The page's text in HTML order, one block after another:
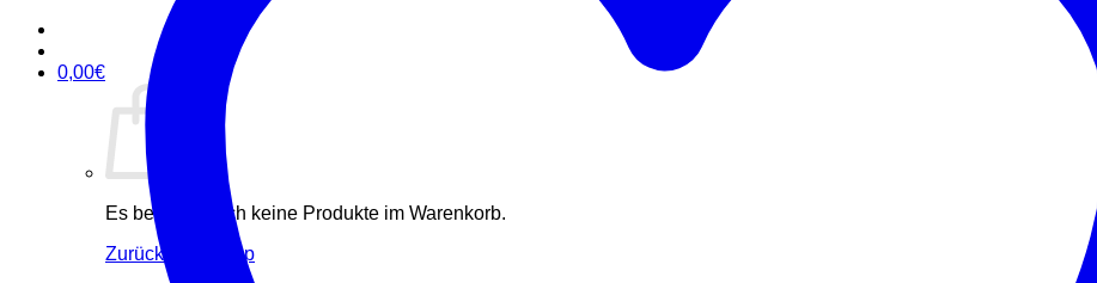
0,00€
Es befinden sich keine Produkte im Warenkorb.
Zurück zum Shop